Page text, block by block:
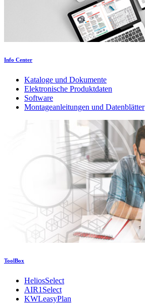
Info Center
Kataloge und Dokumente
Elektronische Produktdaten
Software
Montageanleitungen und Datenblätter
ToolBox
HeliosSelect
AIR1Select
KWLeasyPlan